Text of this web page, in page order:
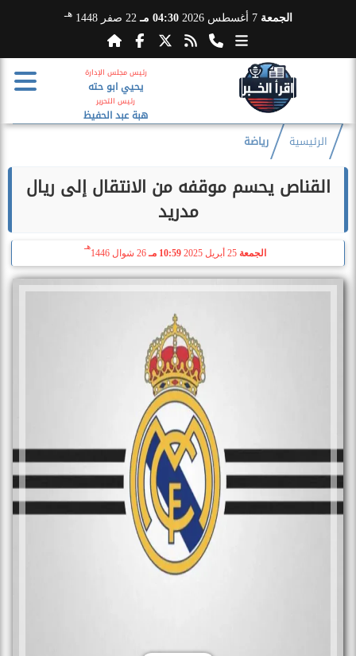
الجمعة 7 أغسطس 2026 04:30 مـ 22 صفر 1448 هـ
رئيس مجلس الإدارة
يحيي ابو حته
رئيس التحرير
هبة عبد الحفيظ
الرئيسية رياضة
القناص يحسم موقفه من الانتقال إلى ريال
مدريد
الجمعة 25 أبريل 2025 10:59 مـ 26 شوال 1446
هـ